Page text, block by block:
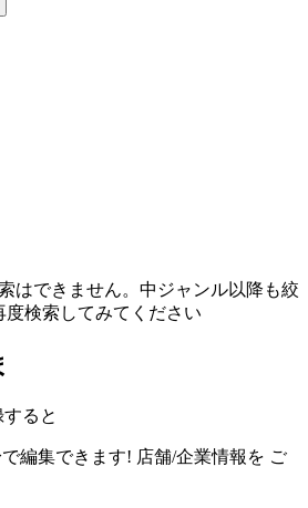
はできません。中ジャンル以降も絞
度検索してみてください
ると
編集できます! 店舗/企業情報を ご